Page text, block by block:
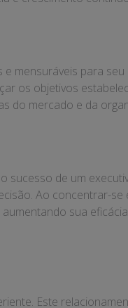
mensuráveis para
os objetivos
do mercado e da
sucesso de um
Ao concentrar-se
sua
Este